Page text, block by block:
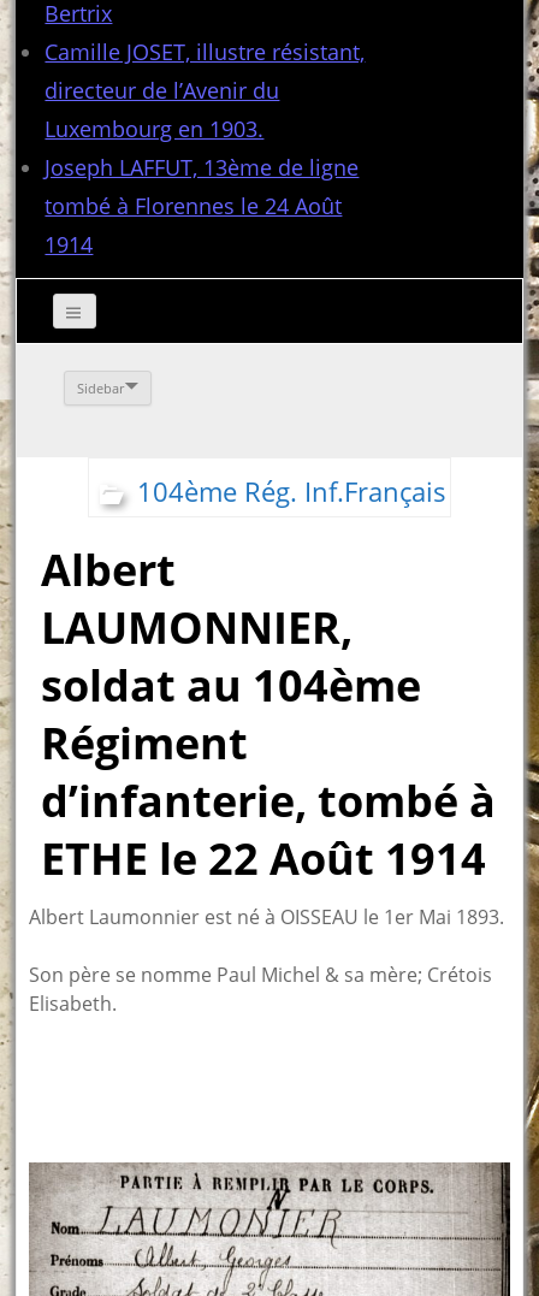
Bertrix
Camille JOSET, illustre résistant,
directeur de l’Avenir du
Luxembourg en 1903.
Joseph LAFFUT, 13ème de ligne
tombé à Florennes le 24 Août
1914
Sidebar
104ème Rég. Inf.Français
Albert
LAUMONNIER,
soldat au 104ème
Régiment
d’infanterie, tombé à
ETHE le 22 Août 1914
Albert Laumonnier est né à OISSEAU le 1er Mai 1893.
Son père se nomme Paul Michel & sa mère; Crétois
Elisabeth.